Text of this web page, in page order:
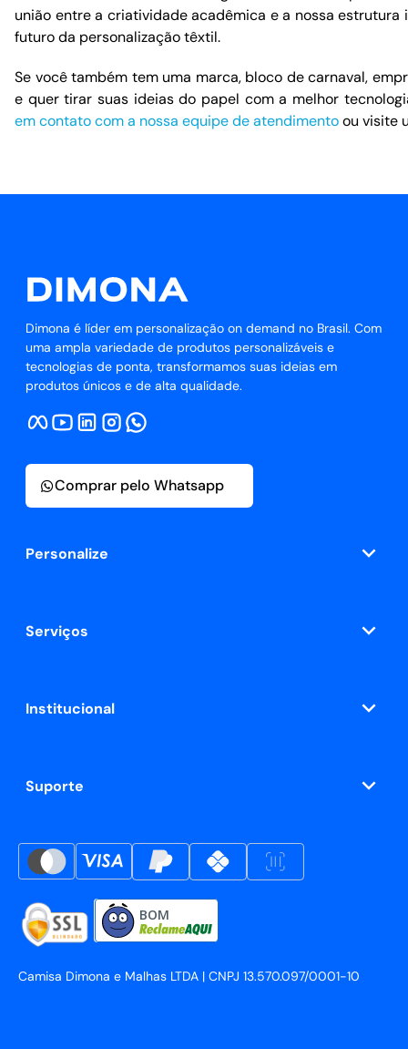
união entre a criatividade acadêmica e a nossa estrutura
futuro da personalização têxtil.
Se você também tem uma marca, bloco de carnaval,
e quer tirar suas ideias do papel com a melhor
em contato com a nossa equipe de atendimentoou visite
Dimona é líder em personalização on demand no Brasil. Com
uma ampla variedade de produtos personalizáveis e
tecnologias de ponta, transformamos suas ideias em
produtos únicos e de alta qualidade.
Personalize
Serviços
Institucional
Suporte
Comprar pelo Whatsapp
Camisa Dimona e Malhas LTDA | CNPJ 13.570.097/0001-10
BOM